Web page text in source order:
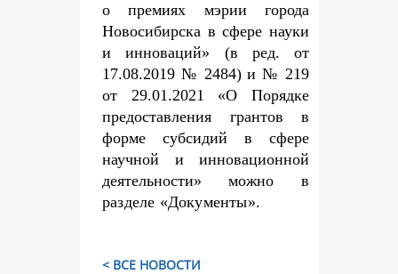
о премиях мэрии города
Новосибирска в сфере науки
и инноваций» (в ред. от
17.08.2019 № 2484) и № 219
от 29.01.2021 «О Порядке
предоставления грантов в
форме субсидий в сфере
научной и инновационной
деятельности» можно в
разделе «Документы».
< ВСЕ НОВОСТИ